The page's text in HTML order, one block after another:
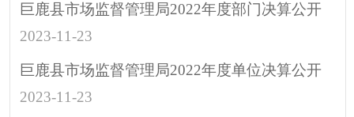
决策预公开
招考招录
巨鹿县市场监督管理局2022年度部门决算公开
2023-11-23
巨鹿县市场监督管理局2022年度单位决算公开
2023-11-23